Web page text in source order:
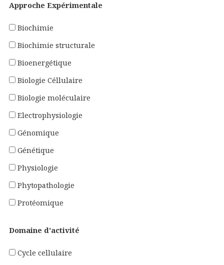
Approche Expérimentale
Biochimie
Biochimie structurale
Bioenergétique
Biologie Céllulaire
Biologie moléculaire
Electrophysiologie
Génomique
Génétique
Physiologie
Phytopathologie
Protéomique
Domaine d'activité
Cycle cellulaire